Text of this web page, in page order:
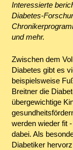
Interessierte
Diabetes-
und mehr.
Zwischen dem
Diabetes gibt es
beispielsweise
Breitner die
übergewichtige
werden wieder fit
dabei. Als
Diabetiker